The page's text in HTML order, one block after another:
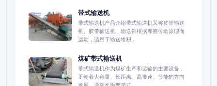
带式输送机
带式输送机产品介绍带式输送机又称皮带输送
机、胶带输送机，输送带根据摩擦传动原理而
运动，适用于输送堆积...
煤矿带式输送机
带式输送机作为煤矿生产和运输的主要设备，
正朝着大容量、长距离、高带速、节能的方向